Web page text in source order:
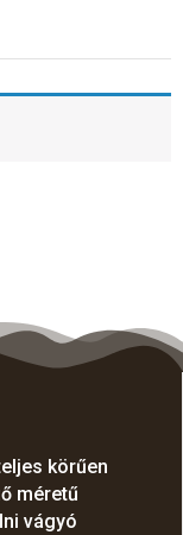
körűen
méretű
vágyó